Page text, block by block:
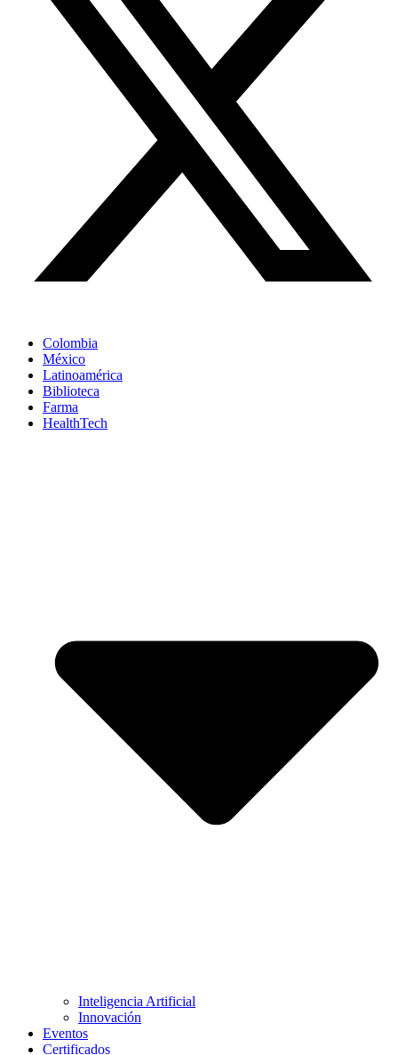
Colombia
México
Latinoamérica
Biblioteca
Farma
HealthTech
Inteligencia Artificial
Innovación
Eventos
Certificados